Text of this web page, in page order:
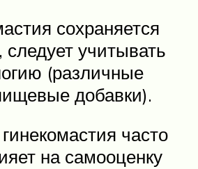
сохраняется
следует учитывать
(различные
добавки).
часто
на самооценку